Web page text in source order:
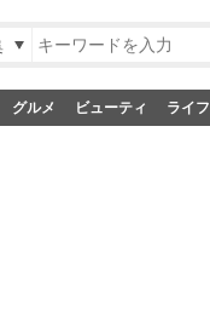
グルメ ビューティ ライフ